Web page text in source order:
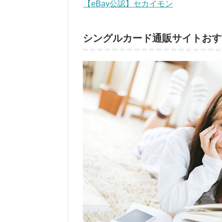
【eBay公認】セカイモン
シングルカード通販サイトお